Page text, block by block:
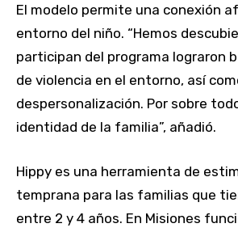
El modelo permite una conexión
entorno del niño. “Hemos
participan del programa lograron
de violencia en el entorno, así
despersonalización. Por sobre
identidad de la familia”, añadió.
Hippy es una herramienta de
temprana para las familias que
entre 2 y 4 años. En Misiones